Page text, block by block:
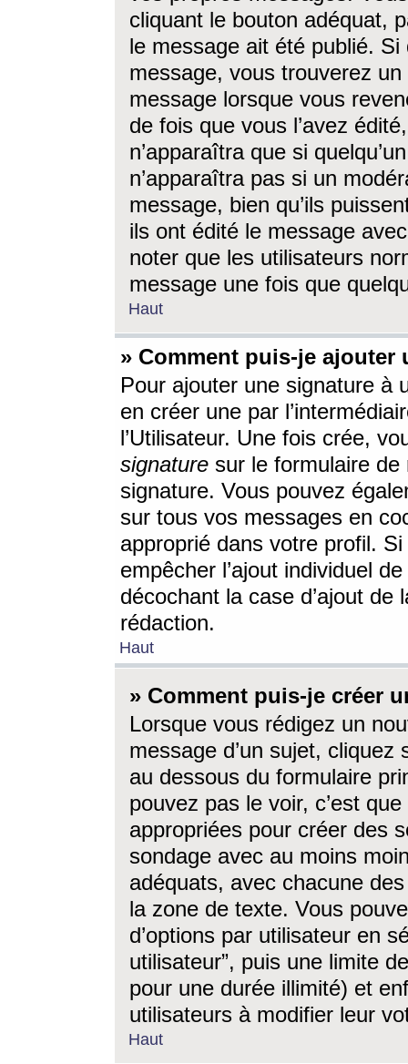
cliquant le bouton adéquat,
le message ait été publié. Si
message, vous trouverez
message lorsque vous
de fois que vous l’avez
n’apparaîtra que si
n’apparaîtra pas si un
message, bien qu’ils
ils ont édité le message
noter que les utilisateurs
message une fois que
Haut
» Comment puis-je ajouter
Pour ajouter une signature à
en créer une par
l’Utilisateur. Une fois crée,
signature sur le formulaire de
signature. Vous pouvez
sur tous vos messages en
approprié dans votre profil.
empêcher l’ajout individuel
décochant la case d’ajout
rédaction.
Haut
» Comment puis-je créer
Lorsque vous rédigez un
message d’un sujet, cliquez
au dessous du formulaire
pouvez pas le voir, c’est
appropriées pour créer des
sondage avec au moins
adéquats, avec chacune
la zone de texte. Vous
d’options par utilisateur en
utilisateur”, puis une limite
pour une durée illimité) et
utilisateurs à modifier leur
Haut